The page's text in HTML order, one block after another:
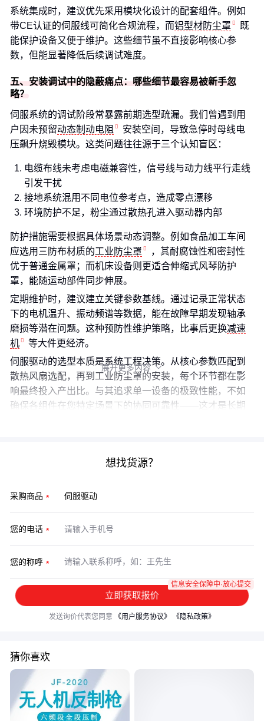
系统集成时，建议优先采用模块化设计的配套组件。例如
带CE认证的伺服线可简化合规流程，而铝型材防尘罩
既
能保护设备又便于维护。这些细节虽不直接影响核心参
数，但能显著降低后续调试难度。
五、安装调试中的隐蔽痛点：哪些细节最容易被新手忽
略？
伺服系统的调试阶段常暴露前期选型疏漏。我们曾遇到用
户因未预留动态制动电阻
安装空间，导致急停时母线电
压飙升烧毁模块。这类问题往往源于三个认知盲区：
电缆布线未考虑电磁兼容性，信号线与动力线平行走线
引发干扰
接地系统混用不同电位参考点，造成零点漂移
环境防护不足，粉尘通过散热孔进入驱动器内部
防护措施需要根据具体场景动态调整。例如食品加工车间
应选用三防布材质的工业防尘罩
，其耐腐蚀性和密封性
优于普通金属罩；而机床设备则更适合伸缩式风琴防护
罩，能随运动部件同步伸展。
定期维护时，建议建立关键参数基线。通过记录正常状态
下的电机温升、振动频谱等数据，能在故障早期发现轴承
磨损等潜在问题。这种预防性维护策略，比事后更换减速
机
等大件更经济。
伺服驱动的选型本质是系统工程决策。从核心参数匹配到
散热风扇选配，再到工业防尘罩的安装，每个环节都在影
响最终投入产出比。与其追求单一设备的极致性能，不如
确保各组件在您特定场景下的协同可靠性——这才是长期
展开更多内容 
想找货源？
采购商品
您的电话
您的称呼
立即获取报价
信息安全保障中·放心提交
发送询价代表您同意 《用户服务协议》 《隐私政策》
猜你喜欢